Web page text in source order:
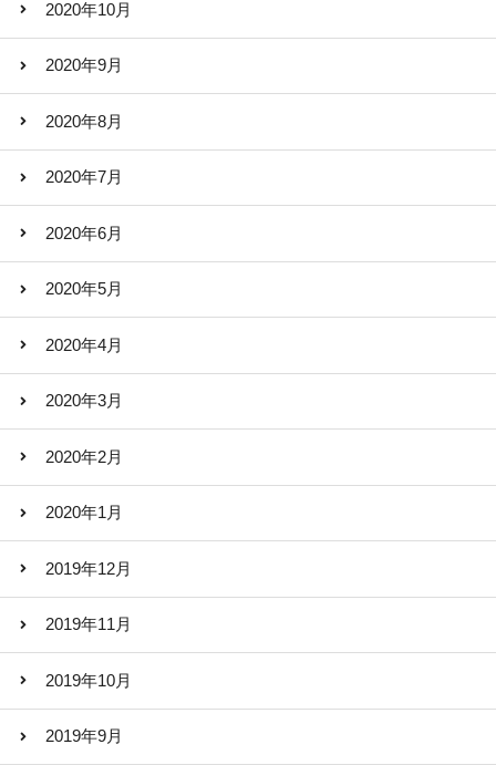
2020年10月
2020年9月
2020年8月
2020年7月
2020年6月
2020年5月
2020年4月
2020年3月
2020年2月
2020年1月
2019年12月
2019年11月
2019年10月
2019年9月